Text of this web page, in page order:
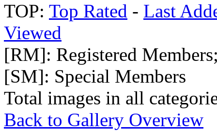
TOP: Top Rated - Last
Viewed
[RM]: Registered
[SM]: Special Members
Total images in all
Back to Gallery Overview